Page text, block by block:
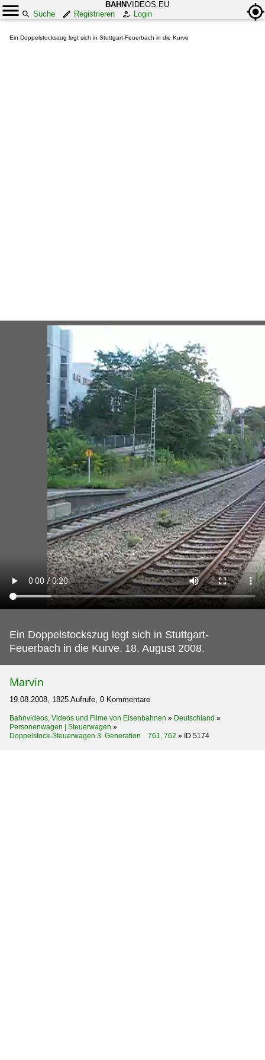
BAHNVIDEOS.EU
Suche
Registrieren Login
Ein Doppelstockszug legt sich in Stuttgart-Feuerbach in die Kurve
Ein Doppelstockszug legt sich in Stuttgart-
Feuerbach in die Kurve. 18. August 2008.
Marvin
19.08.2008, 1825 Aufrufe, 0 Kommentare
Bahnvideos, Videos und Filme von Eisenbahnen » Deutschland »
Personenwagen | Steuerwagen »
Doppelstock-Steuerwagen 3. Generation 761, 762 » ID 5174